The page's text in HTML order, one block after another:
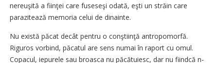
nereuşită a fiinţei care fuseseşi odată, eşti un străin care
parazitează memoria celui de dinainte.
Nu există păcat decât pentru o conştiinţă antropomorfă.
Riguros vorbind, păcatul are sens numai în raport cu omul.
Copacul, iepurele sau broasca nu păcătuiesc, dar nu fiindcă n-